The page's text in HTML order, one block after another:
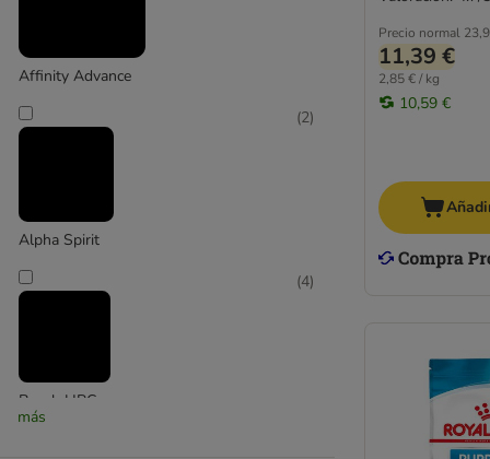
Belcando
Bewi Dog
Brekkies
BugBell
Cavom
Coya
Affinity Advance
Alpha Spirit
(2)
Bosch HPC
(4)
más
Precio normal
11,39 €
2,85 € / kg
10,59 €